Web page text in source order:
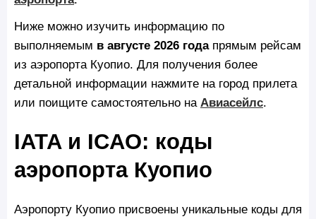
Ниже можно изучить информацию по
выполняемым в августе 2026 годапрямым рейсам
из аэропорта Куопио. Для получения более
детальной информации нажмите на город прилета
или поищите самостоятельно на Авиасейлс.
IATA и ICAO: коды
аэропорта Куопио
Аэропорту Куопио присвоены уникальные коды для